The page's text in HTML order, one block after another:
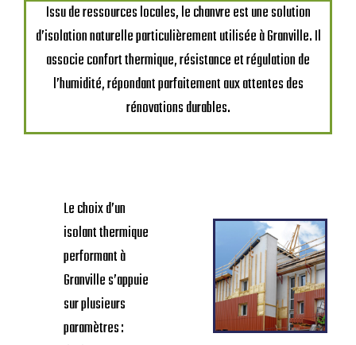
Issu de ressources locales, le chanvre est une solution
d’isolation naturelle particulièrement utilisée à Granville. Il
associe confort thermique, résistance et régulation de
l’humidité, répondant parfaitement aux attentes des
rénovations durables.
Le choix d’un
isolant thermique
performant à
Granville s’appuie
sur plusieurs
paramètres :